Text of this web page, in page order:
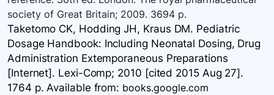
society of Great Britain; 2009. 3694 p.
Taketomo CK, Hodding JH, Kraus DM. Pediatric
Dosage Handbook: Including Neonatal Dosing, Drug
Administration Extemporaneous Preparations
[Internet]. Lexi-Comp; 2010 [cited 2015 Aug 27].
1764 p. Available from: books.google.com